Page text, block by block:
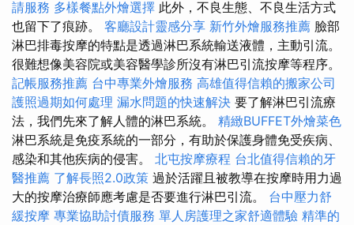
請服務 多樣餐點外燴選擇 此外，不良生態、不良生活方式
也留下了痕跡。 客廳設計靈感分享 新竹外燴服務推薦 臉部
淋巴排毒按摩的特點是透過淋巴系統輸送液體，主動引流。
很難想像美容院或美容醫學診所沒有淋巴引流按摩等程序。
記帳服務推薦 台中專業外燴服務 高雄值得信賴的搬家公司
護照過期如何處理 漏水問題的快速解決 要了解淋巴引流療
法，我們先來了解人體的淋巴系統。 精緻BUFFET外燴菜色
淋巴系統是免疫系統的一部分，有助於保護身體免受疾病、
感染和其他疾病的侵害。 北屯按摩療程 台北值得信賴的牙
醫推薦 了解長照2.0政策 過於活躍且被教導在按摩時用力過
大的按摩治療師應考慮是否要進行淋巴引流。 台中壓力舒
緩按摩 專業協助討債服務 單人房護理之家舒適體驗 精準的